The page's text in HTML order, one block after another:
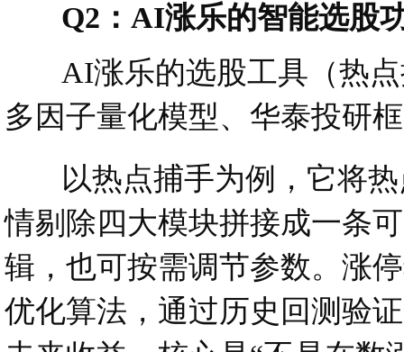
Q2：AI涨乐的智能选股功
AI涨乐的选股工具（热点
多因子量化模型、华泰投研
以热点捕手为例，它将热
情剔除四大模块拼接成一条
辑，也可按需调节参数。涨
优化算法，通过历史回测验